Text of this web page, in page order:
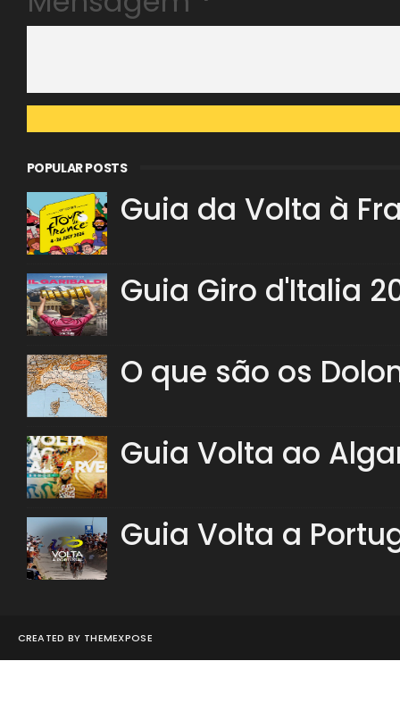
POPULAR POSTS
Guia da Volta à
Guia Giro d'Italia
O que são os
Guia Volta ao
Guia Volta a
CREATED BY THEMEXPOSE